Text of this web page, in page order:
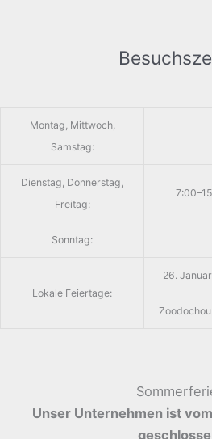
Montag, Mittwoch,
Samstag:
Dienstag, Donnerstag,
Freitag:
Sonntag:
Lokale Feiertage:
26.
Unser Unternehmen ist